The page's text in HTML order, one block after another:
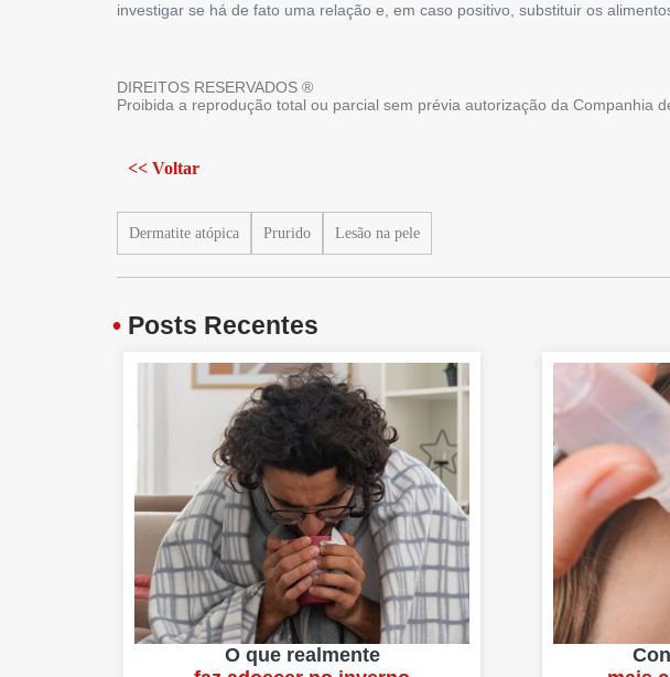
investigar se há de fato uma relação e, em caso positivo, substituir os
DIREITOS RESERVADOS ®
Proibida a reprodução total ou parcial sem prévia autorização da Companhia
<< Voltar
Dermatite atópica Prurido Lesão na pele
• Posts Recentes
O que realmente